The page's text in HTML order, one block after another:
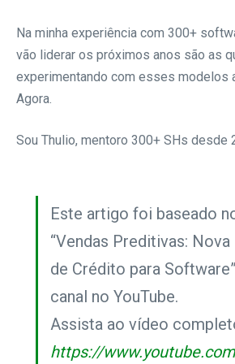
Na minha experiência com 300+
vão liderar os próximos anos são as
experimentando com esses modelos
Agora.
Sou Thulio, mentoro 300+ SHs desde
Este artigo foi baseado
“Vendas Preditivas:
de Crédito para
canal no YouTube.
Assista ao vídeo
https://